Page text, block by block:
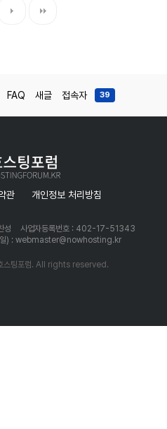
FAQ 새글 접속자 39
관 개인정보 처리방침
성
사업자등록번호 : 402-17-51343
일) : webmaster@nowhosting.kr
팅포럼. All rights reserved.